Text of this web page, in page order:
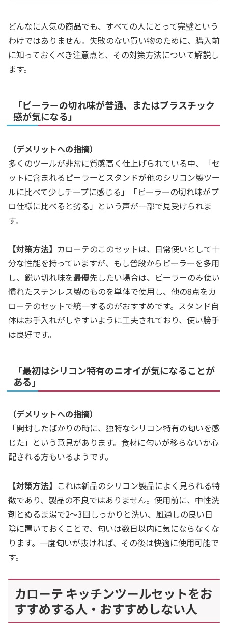
どんなに人気の商品でも、すべての人にとって完璧という
わけではありません。失敗のない買い物のために、購入前
に知っておくべき注意点と、その対策方法について解説し
ます。
「ピーラーの切れ味が普通、またはプラスチック
感が気になる」
（デメリットへの指摘）
多くのツールが非常に質感高く仕上げられている中、「セ
ットに含まれるピーラーとスタンドが他のシリコン製ツー
ルに比べて少しチープに感じる」「ピーラーの切れ味がプ
ロ仕様に比べると劣る」という声が一部で見受けられま
す。
【対策方法】 カローテのこのセットは、日常使いとして十
分な性能を持っていますが、もし普段からピーラーを多用
し、鋭い切れ味を最優先したい場合は、ピーラーのみ使い
慣れたステンレス製のものを単体で使用し、他の8点をカ
ローテのセットで統一するのがおすすめです。スタンド自
体はお手入れがしやすいように工夫されており、使い勝手
は良好です。
「最初はシリコン特有のニオイが気になることが
ある」
（デメリットへの指摘）
「開封したばかりの時に、独特なシリコン特有の匂いを感
じた」という意見があります。食材に匂いが移らないか心
配される方もいるようです。
【対策方法】 これは新品のシリコン製品によく見られる特
徴であり、製品の不良ではありません。使用前に、中性洗
剤とぬるま湯で2〜3回しっかりと洗い、風通しの良い日
陰に置いておくことで、匂いは数日以内に気にならなくな
ります。一度匂いが抜ければ、その後は快適に使用可能で
す。
カローテ キッチンツールセットをお
すすめする人・おすすめしない人